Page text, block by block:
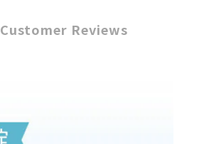
Customer Reviews